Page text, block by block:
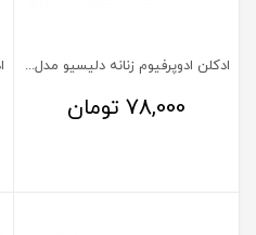
ادکلن ادوپرفیوم زنانه دلیسیو مدل La Vie Est Belle حجم 50 میلی لیتر
78,000 تومان